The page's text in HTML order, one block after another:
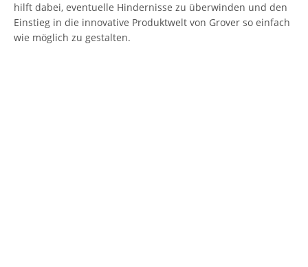
hilft dabei, eventuelle Hindernisse zu überwinden und den
Einstieg in die innovative Produktwelt von Grover so einfach
wie möglich zu gestalten.